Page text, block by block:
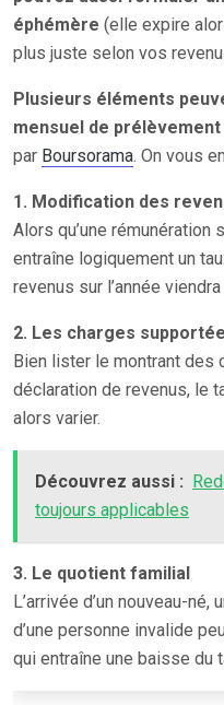
éphémère (elle expire
plus juste selon vos
Plusieurs éléments
mensuel de
par Boursorama. On vous
1. Modification des
Alors qu’une rémunération
entraîne logiquement un
revenus sur l’année
2. Les charges
Bien lister le montrant des
déclaration de revenus, le
alors varier.
Découvrez aussi :
toujours applicables
3. Le quotient familial
L’arrivée d’un nouveau-
d’une personne invalide
qui entraîne une baisse du